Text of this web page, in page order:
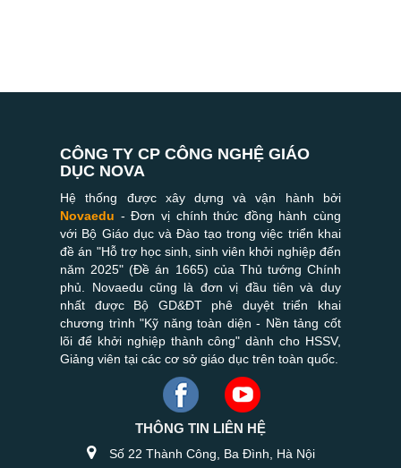
CÔNG TY CP CÔNG NGHỆ GIÁO
DỤC NOVA
Hệ thống được xây dựng và vận hành bởi
Novaedu - Đơn vị chính thức đồng hành cùng
với Bộ Giáo dục và Đào tạo trong việc triển khai
đề án "Hỗ trợ học sinh, sinh viên khởi nghiệp đến
năm 2025" (Đề án 1665) của Thủ tướng Chính
phủ. Novaedu cũng là đơn vị đầu tiên và duy
nhất được Bộ GD&ĐT phê duyệt triển khai
chương trình "Kỹ năng toàn diện - Nền tảng cốt
lõi để khởi nghiệp thành công" dành cho HSSV,
Giảng viên tại các cơ sở giáo dục trên toàn quốc.
THÔNG TIN LIÊN HỆ
Số 22 Thành Công, Ba Đình, Hà Nội